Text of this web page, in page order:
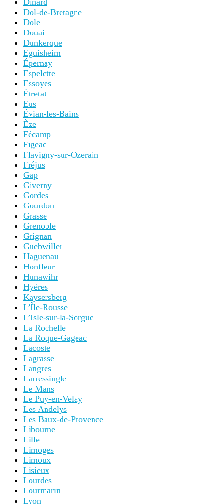
Dinard
Dol-de-Bretagne
Dole
Douai
Dunkerque
Eguisheim
Épernay
Espelette
Essoyes
Étretat
Eus
Évian-les-Bains
Èze
Fécamp
Figeac
Flavigny-sur-Ozerain
Fréjus
Gap
Giverny
Gordes
Gourdon
Grasse
Grenoble
Grignan
Guebwiller
Haguenau
Honfleur
Hunawihr
Hyères
Kaysersberg
L’Île-Rousse
L’Isle-sur-la-Sorgue
La Rochelle
La Roque-Gageac
Lacoste
Lagrasse
Langres
Larressingle
Le Mans
Le Puy-en-Velay
Les Andelys
Les Baux-de-Provence
Libourne
Lille
Limoges
Limoux
Lisieux
Lourdes
Lourmarin
Lyon